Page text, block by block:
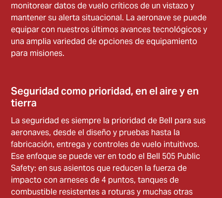
monitorear datos de vuelo críticos de un vistazo y
mantener su alerta situacional. La aeronave se puede
equipar con nuestros últimos avances tecnológicos y
una amplia variedad de opciones de equipamiento
para misiones.
Seguridad como prioridad, en el aire y en
tierra
La seguridad es siempre la prioridad de Bell para sus
aeronaves, desde el diseño y pruebas hasta la
fabricación, entrega y controles de vuelo intuitivos.
Ese enfoque se puede ver en todo el Bell 505 Public
Safety: en sus asientos que reducen la fuerza de
impacto con arneses de 4 puntos, tanques de
combustible resistentes a roturas y muchas otras